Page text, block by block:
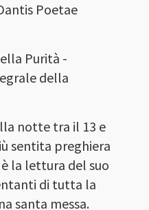
Poetae
Purità -
della
notte tra il 13 e
sentita preghiera
la lettura del suo
di tutta la
santa messa.